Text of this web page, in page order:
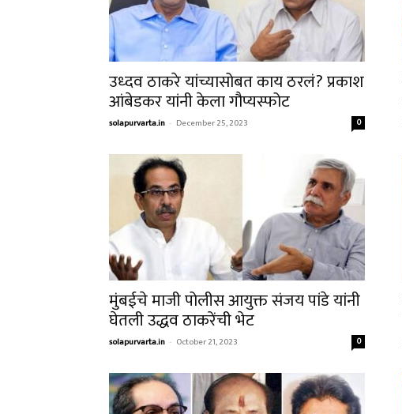
उध्दव ठाकरे यांच्यासोबत काय ठरलं? प्रकाश
आंबेडकर यांनी केला गौप्यस्फोट
solapurvarta.in - December 25, 2023 0
मुंबईचे माजी पोलीस आयुक्त संजय पांडे यांनी
घेतली उद्धव ठाकरेंची भेट
solapurvarta.in - October 21, 2023 0